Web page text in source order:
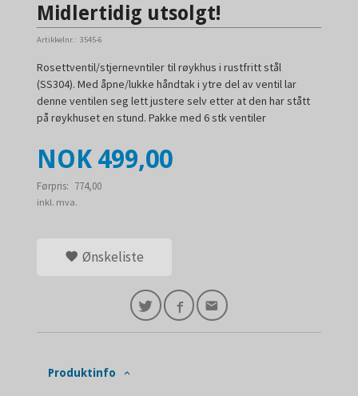
Midlertidig utsolgt!
Artikkelnr.: 3545-6
Rosettventil/stjernevntiler til røykhus i rustfritt stål
(SS304). Med åpne/lukke håndtak i ytre del av ventil lar
denne ventilen seg lett justere selv etter at den har stått
på røykhuset en stund. Pakke med 6 stk ventiler
Tilbud
NOK 499,00
Førpris: 774,00
Rabatt
inkl. mva.
Ønskeliste
Produktinfo